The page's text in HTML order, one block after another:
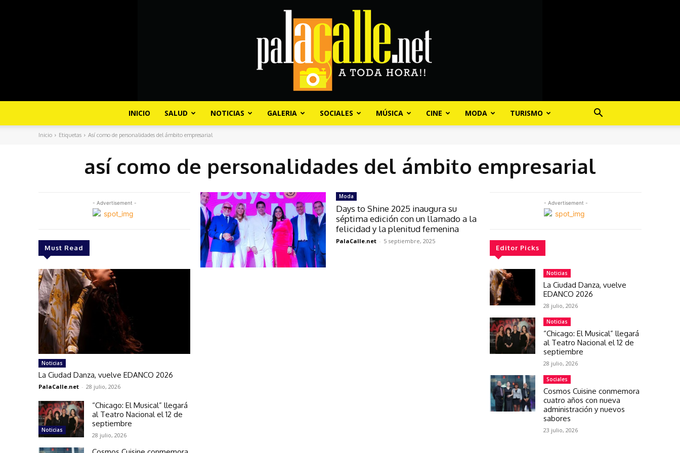
INICIO SALUD NOTICIAS GALERIA SOCIALES MÚSICA CINE MODA TURISMO
Inicio Etiquetas Así como de personalidades del ámbito empresarial
así como de personalidades del ámbito empresarial
- Advertisement -
Must Read
Noticias
La Ciudad Danza, vuelve EDANCO 2026
PalaCalle.net - 28 julio, 2026
Noticias
“Chicago: El Musical” llegará
al Teatro Nacional el 12 de
septiembre
28 julio, 2026
Moda
Days to Shine 2025 inaugura su
séptima edición con un llamado a la
felicidad y la plenitud femenina
PalaCalle.net - 5 septiembre, 2025
- Advertisement -
Editor Picks
Noticias
La Ciudad Danza, vuelve
EDANCO 2026
28 julio, 2026
Noticias
“Chicago: El Musical” llegará
al Teatro Nacional el 12 de
septiembre
28 julio, 2026
Sociales
Cosmos Cuisine conmemora
cuatro años con nueva
administración y nuevos
sabores
23 julio, 2026